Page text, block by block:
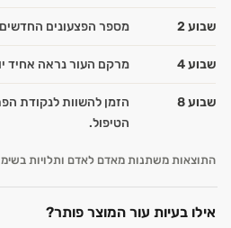
שבוע 2 מספר הפצעונים
שבוע 4 מרקם העור נראה אחיד
שבוע 8
הזמן להשוות לנקודת
הטיפול.
התוצאות משתנות מאדם לאדם ותלויות
אילו בעיות עור המוצר פותר?